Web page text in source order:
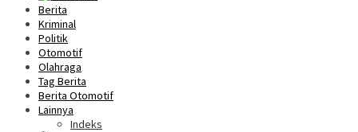
Berita
Kriminal
Politik
Otomotif
Olahraga
Tag Berita
Berita Otomotif
Lainnya
Indeks